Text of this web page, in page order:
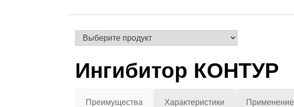
Ингибитор КОНТУР
Преимущества Характеристики Применение